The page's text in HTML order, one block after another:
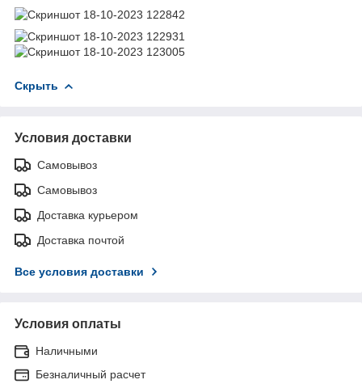
Скрыть
Условия доставки
Самовывоз
Самовывоз
Доставка курьером
Доставка почтой
Все условия доставки
Условия оплаты
Наличными
Безналичный расчет